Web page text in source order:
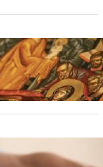
Tradiții,
în 2026
reducerea